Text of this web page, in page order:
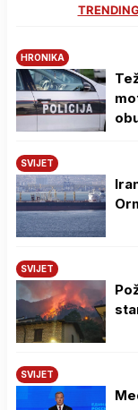
HRONIKA
SVIJET
SVIJET
SVIJET